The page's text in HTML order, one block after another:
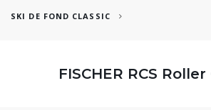
SKI DE FOND CLASSIC
FISCHER RCS